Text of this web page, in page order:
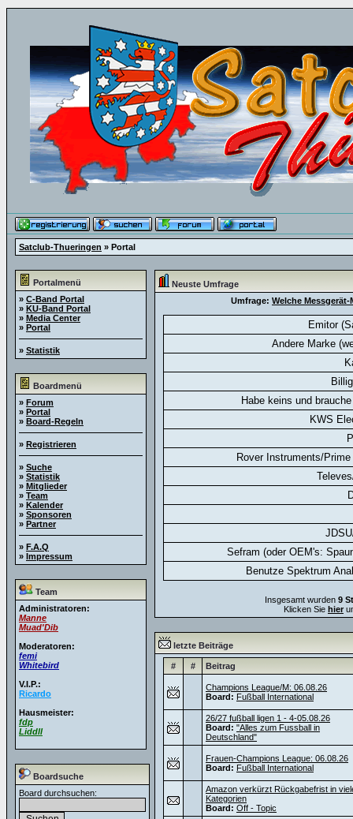
Satclub-Thueringen » Portal
Portalmenü
» C-Band Portal
» KU-Band Portal
» Media Center
» Portal
» Statistik
Boardmenü
» Forum
» Portal
» Board-Regeln
» Registrieren
» Suche
» Statistik
» Mitglieder
» Team
» Kalender
» Sponsoren
» Partner
» F.A.Q
» Impressum
Team
Administratoren:
Manne
Muad'Dib
Moderatoren:
femi
Whitebird
V.I.P.:
Ricardo
Hausmeister:
fdp
Liddll
Boardsuche
Board durchsuchen:
Neuste Umfrage
Umfrage: Welche
Emitor
Andere Marke
Habe keins und
KWS
Rover Instruments/
Sefram (oder OEM's:
Benutze Spektrum
Insgesamt wurden 9
Klicken Sie hier
letzte Beiträge
# # Beitrag
Champions League/M: 06.08.26
Board: Fußball International
26/27 fußball ligen 1 - 4-05.08.26
Board: "Alles zum Fussball in
Deutschland"
Frauen-Champions League: 06.08.26
Board: Fußball International
Amazon verkürzt Rückgabefrist in
Kategorien
Board: Off - Topic